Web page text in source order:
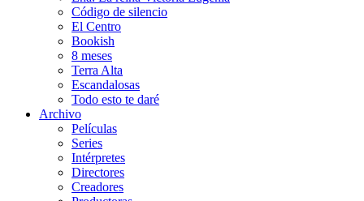
Código de silencio
El Centro
Bookish
8 meses
Terra Alta
Escandalosas
Todo esto te daré
Archivo
Películas
Series
Intérpretes
Directores
Creadores